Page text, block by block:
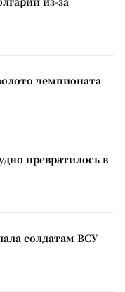
чемпионата
превратилось в
солдатам ВСУ